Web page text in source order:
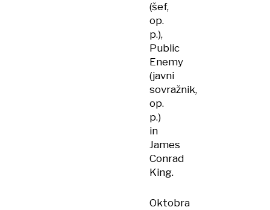
(šef,
op.
p.),
Public
Enemy
(javni
sovražnik,
op.
p.)
in
James
Conrad
King.
Oktobra